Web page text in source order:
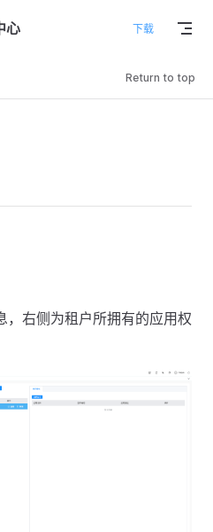
心 下载
Return to top
，右侧为租户所拥有的应用权